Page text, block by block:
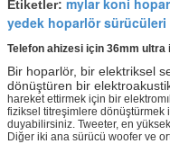
Etiketler:
yedek hoparlör sürücüleri
Telefon ahizesi için 36mm
Bir hoparlör, bir elektriksel
dönüştüren bir
hareket ettirmek için bir
fiziksel titreşimlere dönüştürmek
duyabilirsiniz. Tweeter, en
Diğer iki ana sürücü woofer ve